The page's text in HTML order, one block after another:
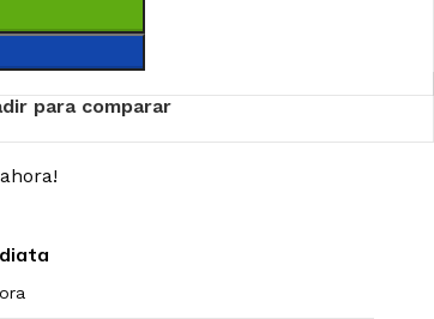
para comparar